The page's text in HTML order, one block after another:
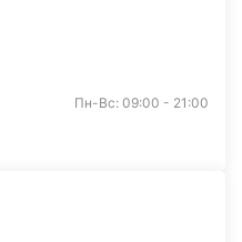
Пн-Вс: 09:00 - 21:00